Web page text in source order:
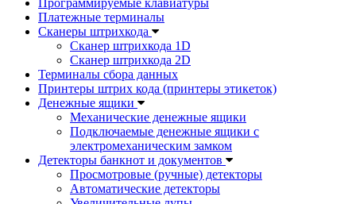
Платежные терминалы
Сканеры штрихкода
Сканер штрихкода 1D
Сканер штрихкода 2D
Терминалы сбора данных
Принтеры штрих кода (принтеры этикеток)
Денежные ящики
Механические денежные ящики
Подключаемые денежные ящики с
электромеханическим замком
Детекторы банкнот и документов
Просмотровые (ручные) детекторы
Автоматические детекторы